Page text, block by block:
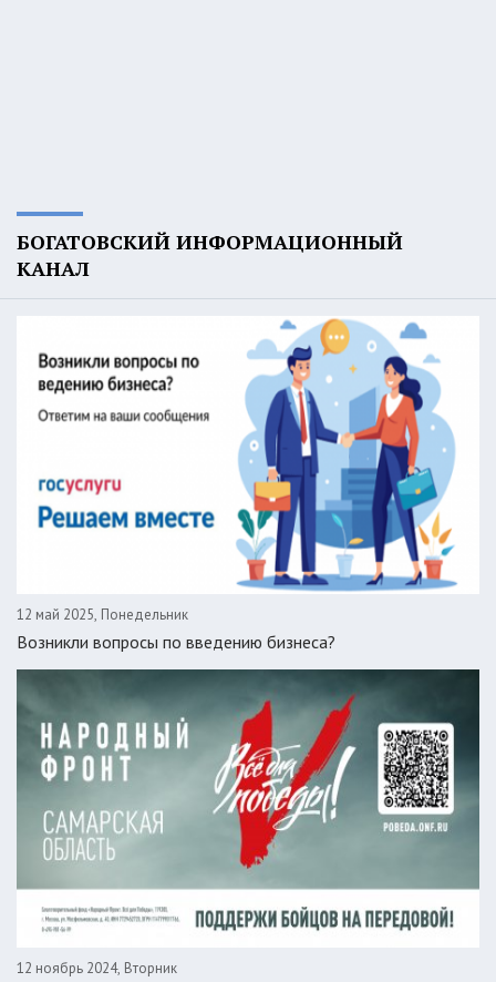
БОГАТОВСКИЙ ИНФОРМАЦИОННЫЙ
КАНАЛ
12 май 2025, Понедельник
Возникли вопросы по введению бизнеса?
12 ноябрь 2024, Вторник